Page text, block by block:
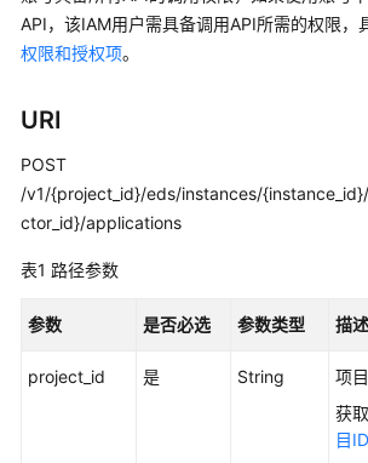
费
说
速
入
门
用
指
（交
API，该IAM用户需具备调用API所需的权限，
权限和授权项。
URI
POST
/v1/{project_id}/eds/instances/
ctor_id}/applications
表1 路径参数
参数 是否必选 参数类型 描述
project_id 是 String
项目
获
目ID